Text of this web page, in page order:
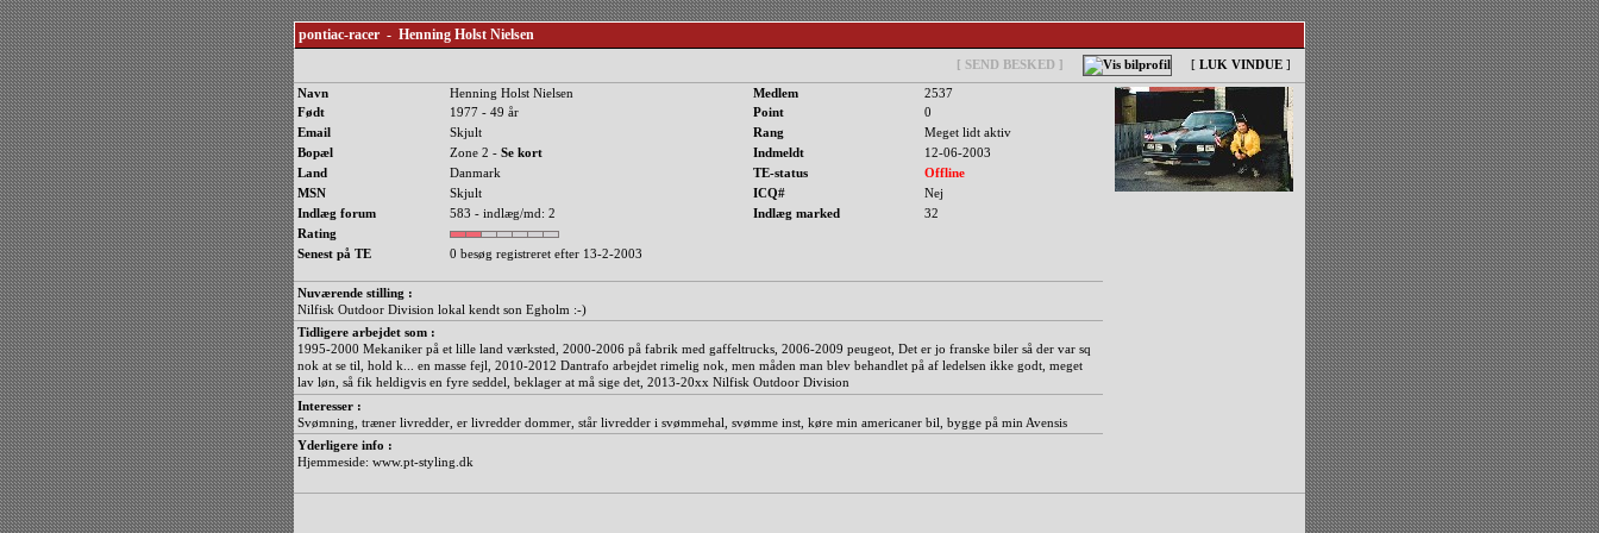
pontiac-racer - Henning Holst Nielsen
[ SEND BESKED ] [ LUK VINDUE ]
Navn
Henning Holst Nielsen Medlem
2537
Født
1977 - 49 år Point
0
Email
Skjult Rang
Meget lidt aktiv
Bopæl
Zone 2 - Se kort Indmeldt
12-06-2003
Land
Danmark TE-status
Offline
MSN
Skjult ICQ#
Nej
Indlæg forum
583 - indlæg/md: 2 Indlæg marked
32
Rating
Senest på TE
0 besøg registreret efter 13-2-2003
Nuværende stilling :
Nilfisk Outdoor Division lokal kendt son Egholm :-)
Tidligere arbejdet som :
1995-2000 Mekaniker på et lille land værksted, 2000-2006 på fabrik med gaffeltrucks, 2006-2009 peugeot, Det er jo franske biler så der var sq
nok at se til, hold k... en masse fejl, 2010-2012 Dantrafo arbejdet rimelig nok, men måden man blev behandlet på af ledelsen ikke godt, meget
lav løn, så fik heldigvis en fyre seddel, beklager at må sige det, 2013-20xx Nilfisk Outdoor Division
Interesser :
Svømning, træner livredder, er livredder dommer, står livredder i svømmehal, svømme inst, køre min americaner bil, bygge på min Avensis
Yderligere info :
Hjemmeside: www.pt-styling.dk